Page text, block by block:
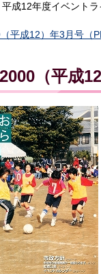
平成12年度イベント
平成12）年3月号（
2000（平成